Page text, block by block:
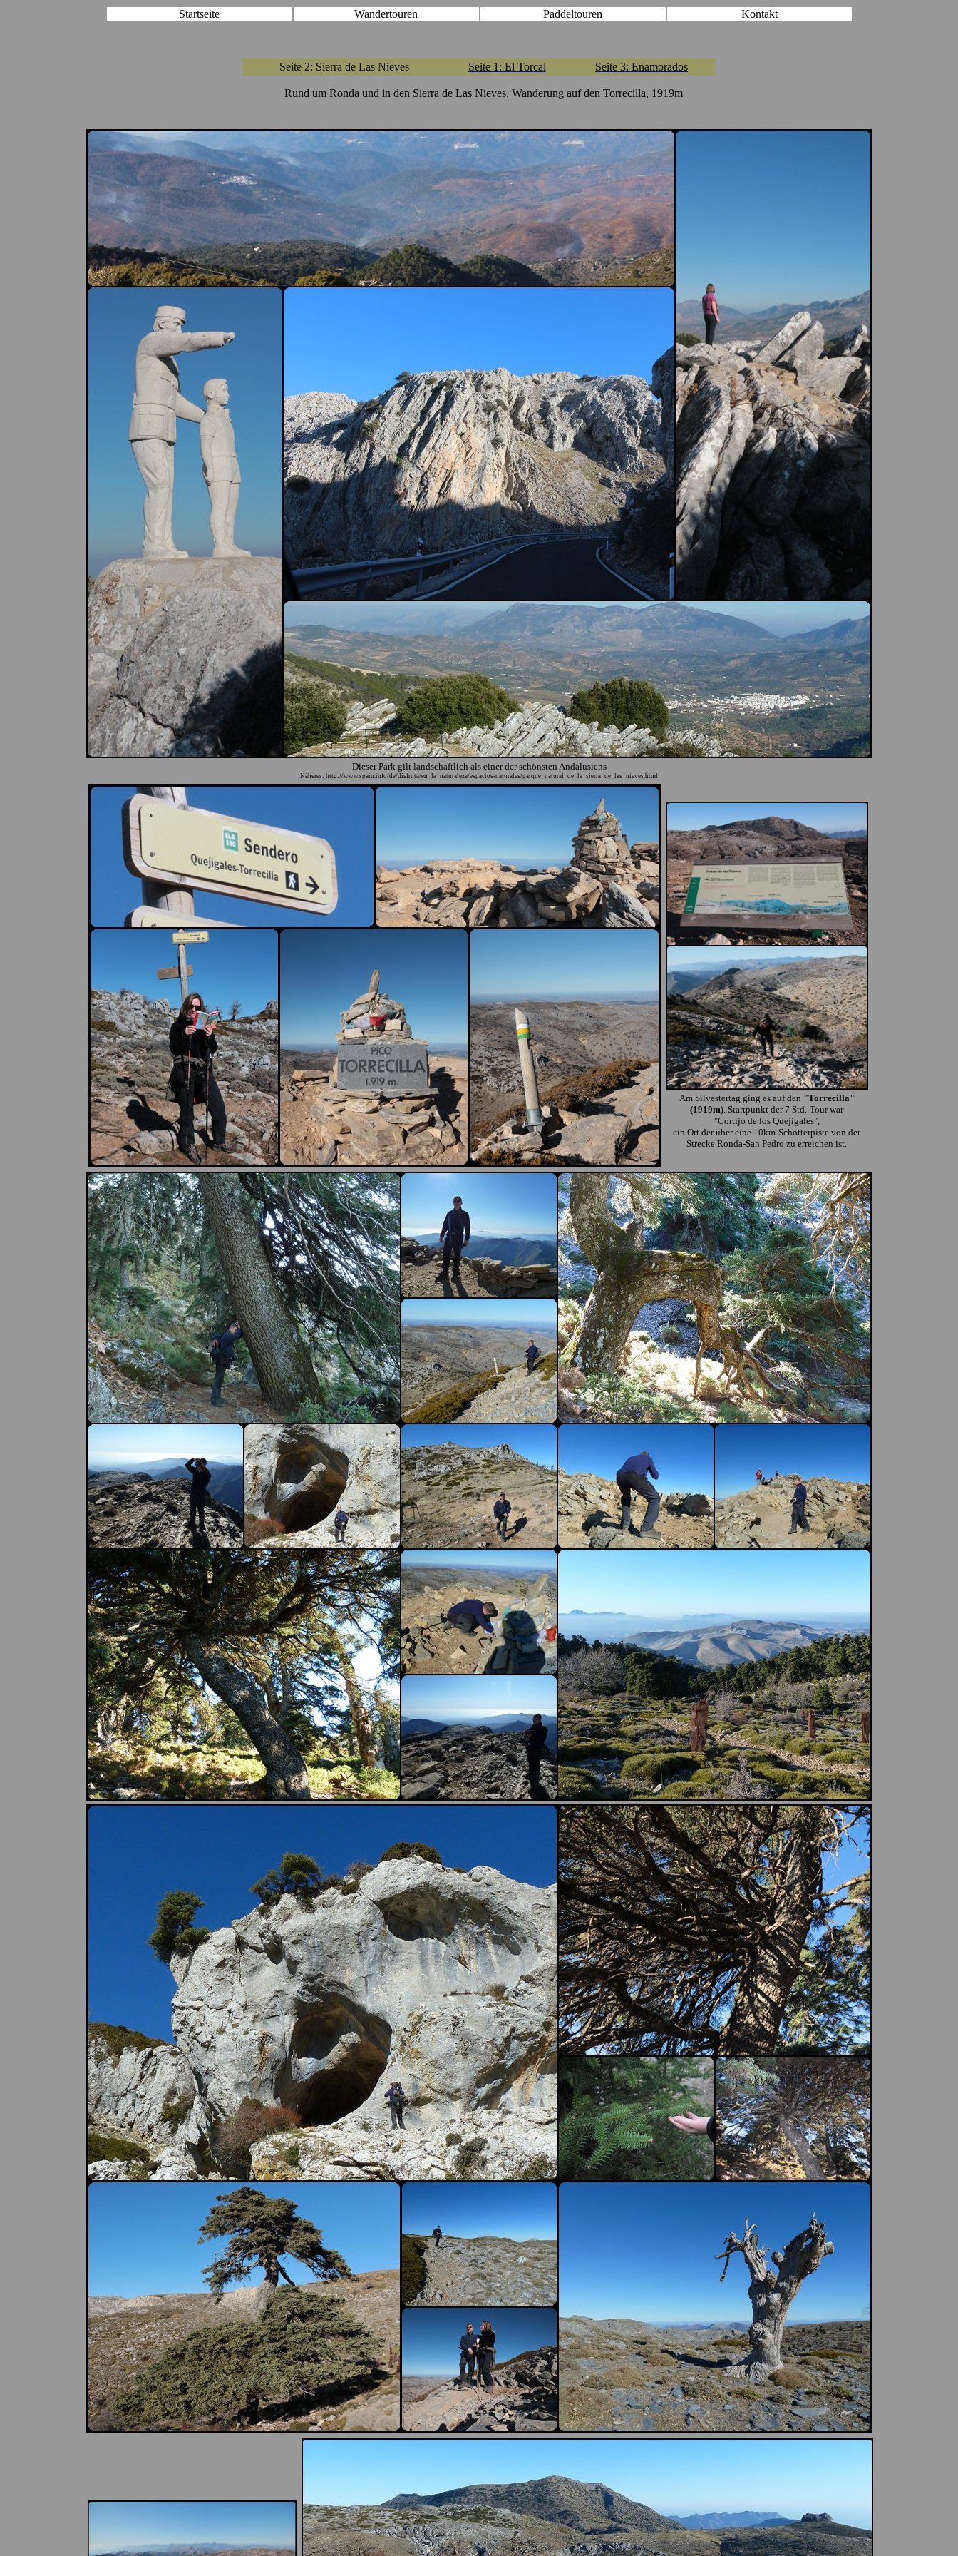
Startseite Wandertouren Paddeltouren Kontakt
Seite 2: Sierra de Las Nieves Seite 1: El Torcal Seite 3: Enamorados
Rund um Ronda und in den Sierra de Las Nieves, Wanderung auf den Torrecilla, 1919m
Dieser Park gilt landschaftlich als einer der schönsten Andalusiens
Näheres: http://www.spain.info/de/disfruta/en_la_naturaleza/espacios-naturales/parque_natural_de_la_sierra_de_las_nieves.html
Am Silvestertag ging es auf den "Torrecilla"
(1919m). Startpunkt der 7 Std.-Tour war
"Cortijo de los Quejigales",
ein Ort der über eine 10km-Schotterpiste von der
Strecke Ronda-San Pedro zu erreichen ist.